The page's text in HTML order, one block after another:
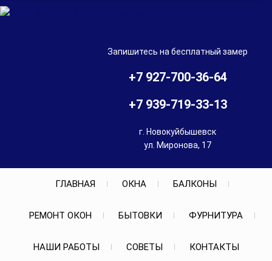
Skip
to
лоджий, установка окон в
Чапаевске
Запишитесь на бесплатный замер
+7 927-700-36-64
+7 939-719-33-13
г. Новокуйбышевск
ул. Миронова, 17
ГЛАВНАЯ ОКНА БАЛКОНЫ
РЕМОНТ ОКОН БЫТОВКИ ФУРНИТУРА
НАШИ РАБОТЫ СОВЕТЫ КОНТАКТЫ